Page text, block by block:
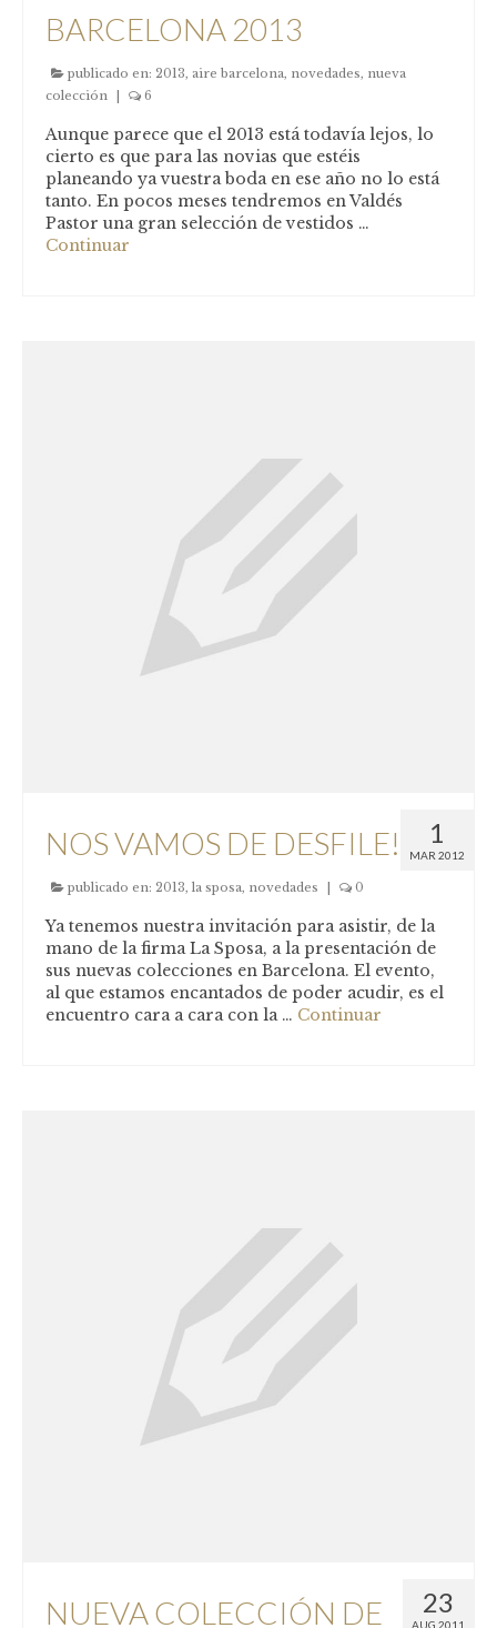
BARCELONA 2013
publicado en: 2013, aire barcelona, novedades, nueva
colección
6
Aunque parece que el 2013 está todavía lejos, lo
cierto es que para las novias que estéis
planeando ya vuestra boda en ese año no lo está
tanto. En pocos meses tendremos en Valdés
Pastor una gran selección de vestidos …
Continuar
1
MAR 2012
NOS VAMOS DE DESFILE!
publicado en: 2013, la sposa, novedades 0
Ya tenemos nuestra invitación para asistir, de la
mano de la firma La Sposa, a la presentación de
sus nuevas colecciones en Barcelona. El evento,
al que estamos encantados de poder acudir, es el
encuentro cara a cara con la … Continuar
23
AUG 2011
NUEVA COLECCIÓN DE